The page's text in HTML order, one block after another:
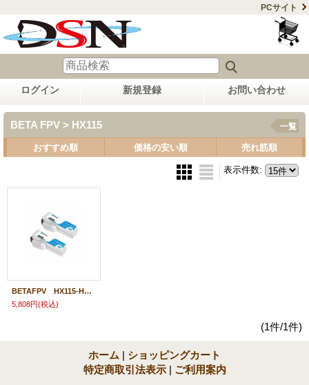
PCサイト
ログイン 新規登録 お問い合わせ
BETA FPV > HX115 一覧
おすすめ順 価格の安い順 売れ筋順
表示件数:
BETAFPV HX115-HD バッテリー 450mAh 4S 75C Lipo Battery(2PCS)【16038】
5,808円(税込)
(1件/1件)
ホーム | ショッピングカート
特定商取引法表示 | ご利用案内